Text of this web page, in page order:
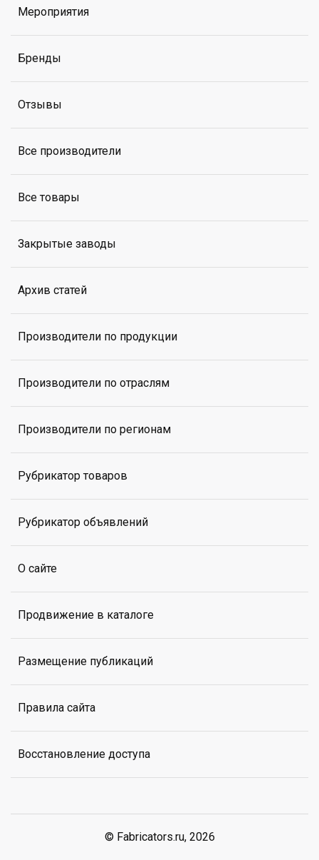
Мероприятия
Бренды
Отзывы
Все производители
Все товары
Закрытые заводы
Архив статей
Производители по продукции
Производители по отраслям
Производители по регионам
Рубрикатор товаров
Рубрикатор объявлений
О сайте
Продвижение в каталоге
Размещение публикаций
Правила сайта
Восстановление доступа
© Fabricators.ru, 2026